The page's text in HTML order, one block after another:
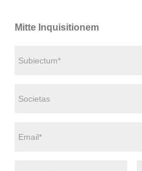
Mitte Inquisitionem